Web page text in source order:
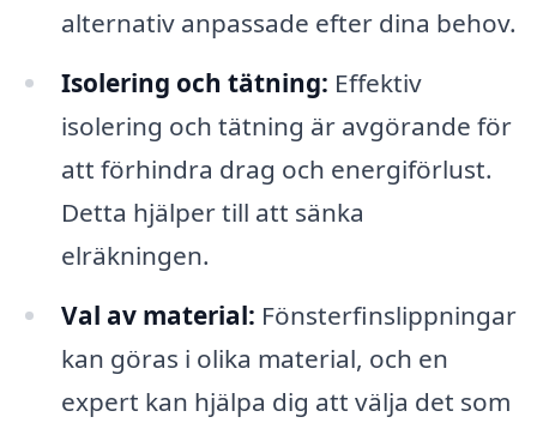
alternativ anpassade efter dina behov.
Isolering och tätning: Effektiv
isolering och tätning är avgörande för
att förhindra drag och energiförlust.
Detta hjälper till att sänka
elräkningen.
Val av material: Fönsterfinslippningar
kan göras i olika material, och en
expert kan hjälpa dig att välja det som